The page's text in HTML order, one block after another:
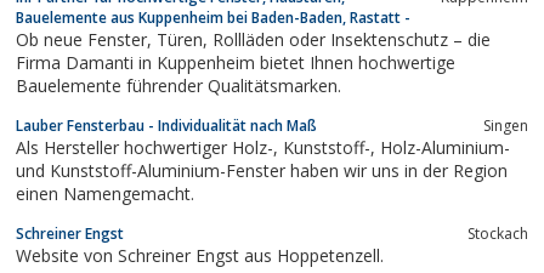
Bauelemente aus Kuppenheim bei Baden-Baden, Rastatt -
Ob neue Fenster, Türen, Rollläden oder Insektenschutz – die
Firma Damanti in Kuppenheim bietet Ihnen hochwertige
Bauelemente führender Qualitätsmarken.
Lauber Fensterbau - Individualität nach Maß Singen
Als Hersteller hochwertiger Holz-, Kunststoff-, Holz-Aluminium-
und Kunststoff-Aluminium-Fenster haben wir uns in der Region
einen Namengemacht.
Schreiner Engst Stockach
Website von Schreiner Engst aus Hoppetenzell.